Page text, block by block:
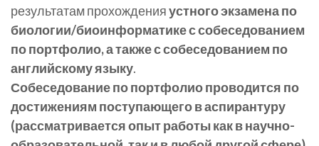
результатам прохожденияустного экзамена по
биологии/биоинформатике с собеседованием
по портфолио, а также с собеседованием по
английскому языку.
Собеседование по портфолио проводится по
достижениям поступающего в аспирантуру
(рассматривается опыт работы как в научно-